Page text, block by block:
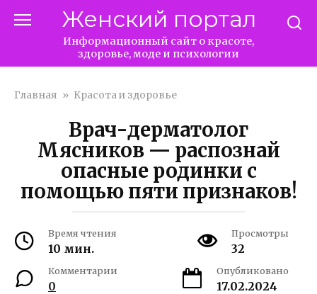
Женский портал
Информационный сайт о красоте,
здоровье, моде и психологии
Главная » Красота и здоровье
Врач-дерматолог
Мясников — распознай
опасные родинки с
помощью пяти признаков!
Время чтения
10 мин.
Просмотры
32
Комментарии
0
Опубликовано
17.02.2024